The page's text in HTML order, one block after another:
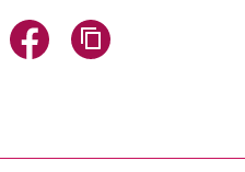
E-Mail teilen
über WhatsApp teilen
Seite über Facebook